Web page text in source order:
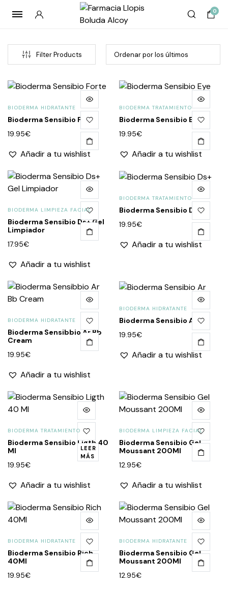
0
Filter Products
BIODERMA HIDRATANTE
Bioderma Sensibio Forte
19.95€
Añadir a tu wishlist
BIODERMA TRATAMIENTO
Bioderma Sensibio Eye
19.95€
Añadir a tu wishlist
BIODERMA LIMPIEZA FACIAL
Bioderma Sensibio Ds+ Gel
Limpiador
17.95€
Añadir a tu wishlist
BIODERMA TRATAMIENTO
Bioderma Sensibio Ds+
19.95€
Añadir a tu wishlist
BIODERMA HIDRATANTE
Bioderma Sensibbio Ar Bb
Cream
19.95€
Añadir a tu wishlist
BIODERMA HIDRATANTE
Bioderma Sensibio Ar
19.95€
Añadir a tu wishlist
LEER
MÁS
BIODERMA TRATAMIENTO
Bioderma Sensibio Ligth 40
Ml
19.95€
Añadir a tu wishlist
BIODERMA LIMPIEZA FACIAL
Bioderma Sensibio Gel
Moussant 200Ml
12.95€
Añadir a tu wishlist
BIODERMA HIDRATANTE
Bioderma Sensibio Rich
40Ml
19.95€
BIODERMA HIDRATANTE
Bioderma Sensibio Gel
Moussant 200Ml
12.95€